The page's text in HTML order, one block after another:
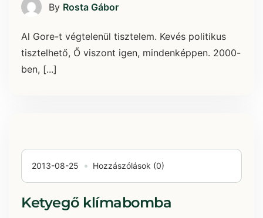
By Rosta Gábor
Al Gore-t végtelenül tisztelem. Kevés politikus
tisztelhető, Ő viszont igen, mindenképpen. 2000-
ben, [...]
2013-08-25 Hozzászólások (0)
Ketyegő klímabomba